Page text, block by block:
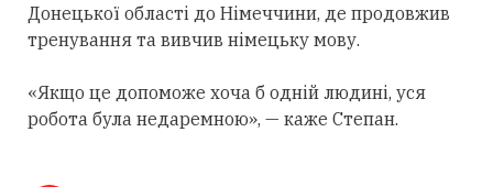
Донецької області до Німеччини, де продовжив
тренування та вивчив німецьку мову.
«Якщо це допоможе хоча б одній людині, уся
робота була недаремною», — каже Степан.